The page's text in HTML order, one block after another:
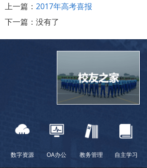
上一篇： 2017年高考喜报
下一篇： 没有了
数字资源 OA办公 教务管理 自主学习